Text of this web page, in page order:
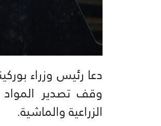
دعا رئيس وزراء
وقف تصدير المواد
الزراعية والماشية.